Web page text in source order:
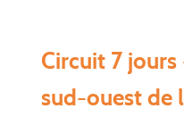
Circuit 7 jours
sud-ouest de